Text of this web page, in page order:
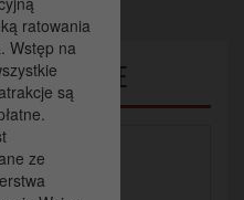
ratowania
Wstęp na
są
ze